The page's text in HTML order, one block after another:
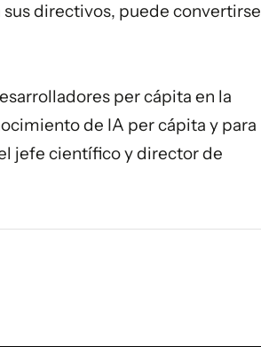
directivos, puede convertirse
per cápita en la
de IA per cápita y para
jefe científico y director de